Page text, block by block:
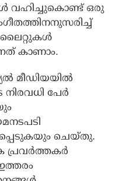
വഹിച്ചുകൊണ്ട് ഒരു
ലൈറ്റുകൾ
കാണാം.
മീഡിയയിൽ
നിരവധി പേർ
ചെയ്തു.